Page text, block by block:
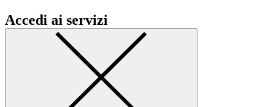
Accedi ai servizi